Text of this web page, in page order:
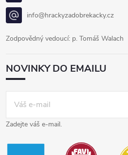
info@hrackyzadobrekacky.cz
Zodpovědný vedoucí: p. Tomáš Walach
NOVINKY DO EMAILU
Zadejte váš e-mail.